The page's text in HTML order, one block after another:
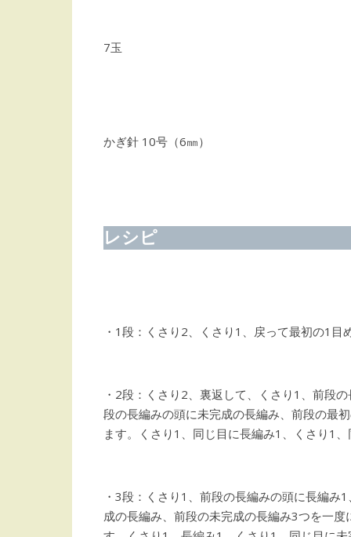
7玉
かぎ針 10号（6㎜）
レシピ
・1段：くさり2、くさり1、戻って最初の1
・2段：くさり2、裏返して、くさり1、前段
段の長編みの頭に未完成の長編み、前段の最
ます。くさり1、同じ目に長編み1、くさり1
・3段：くさり1、前段の長編みの頭に長編
成の長編み、前段の未完成の長編み3つを一